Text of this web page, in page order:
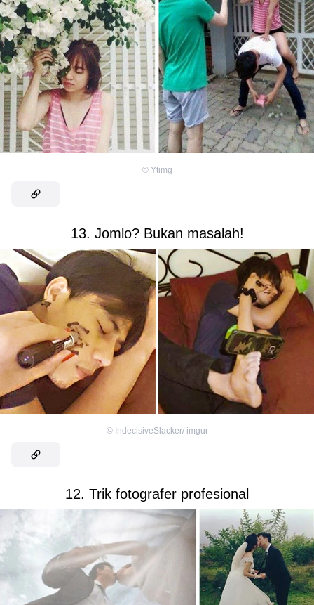
© Ytimg
13. Jomlo? Bukan masalah!
© IndecisiveSlacker/ imgur
12. Trik fotografer profesional